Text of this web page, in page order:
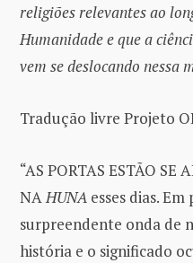
religiões relevantes ao
Humanidade e que a
vem se deslocando nessa
Tradução livre Projeto
“AS PORTAS ESTÃO
NAHUNA esses dias.
surpreendente onda de
história e o significado